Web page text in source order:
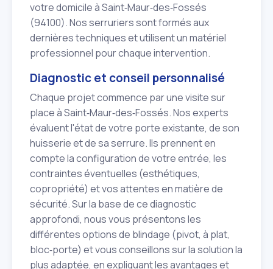
votre domicile à Saint‑Maur‑des‑Fossés
(94100). Nos serruriers sont formés aux
dernières techniques et utilisent un matériel
professionnel pour chaque intervention.
Diagnostic et conseil personnalisé
Chaque projet commence par une visite sur
place à Saint‑Maur‑des‑Fossés. Nos experts
évaluent l'état de votre porte existante, de son
huisserie et de sa serrure. Ils prennent en
compte la configuration de votre entrée, les
contraintes éventuelles (esthétiques,
copropriété) et vos attentes en matière de
sécurité. Sur la base de ce diagnostic
approfondi, nous vous présentons les
différentes options de blindage (pivot, à plat,
bloc‑porte) et vous conseillons sur la solution la
plus adaptée, en expliquant les avantages et